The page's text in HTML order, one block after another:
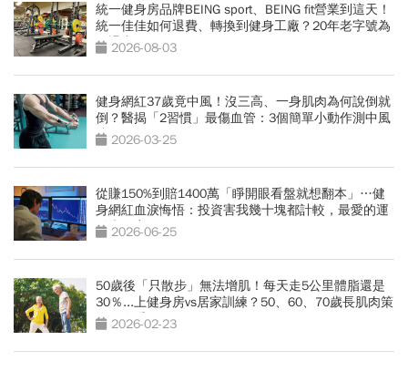
統一健身房品牌BEING sport、BEING fit營業到這天！
統一佳佳如何退費、轉換到健身工廠？20年老字號為
何退出
2026-08-03
健身網紅37歲竟中風！沒三高、一身肌肉為何說倒就
倒？醫揭「2習慣」最傷血管：3個簡單小動作測中風
跡象2026-03-25
從賺150%到賠1400萬「睜開眼看盤就想翻本」…健
身網紅血淚悔悟：投資害我幾十塊都計較，最愛的運
動也放棄
2026-06-25
50歲後「只散步」無法增肌！每天走5公里體脂還是
30％...上健身房vs居家訓練？50、60、70歲長肌肉策
略一次看
2026-02-23